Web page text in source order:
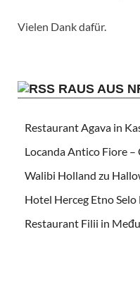
Vielen Dank dafür.
RAUS AUS
Restaurant Agava in
Locanda Antico Fiore –
Walibi Holland zu
Hotel Herceg Etno
Restaurant Filii in